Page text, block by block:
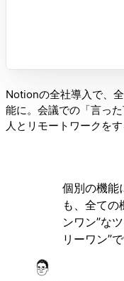
Notionの全社導入で、
能に。会議での「言っ
人とリモートワークを
個別の機能
も、全ての
ンワン”な
リーワン”で